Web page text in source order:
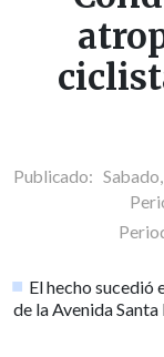
Publicado:
El hecho sucedió
de la Avenida